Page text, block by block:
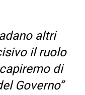
altri
il ruolo
di
Governo”